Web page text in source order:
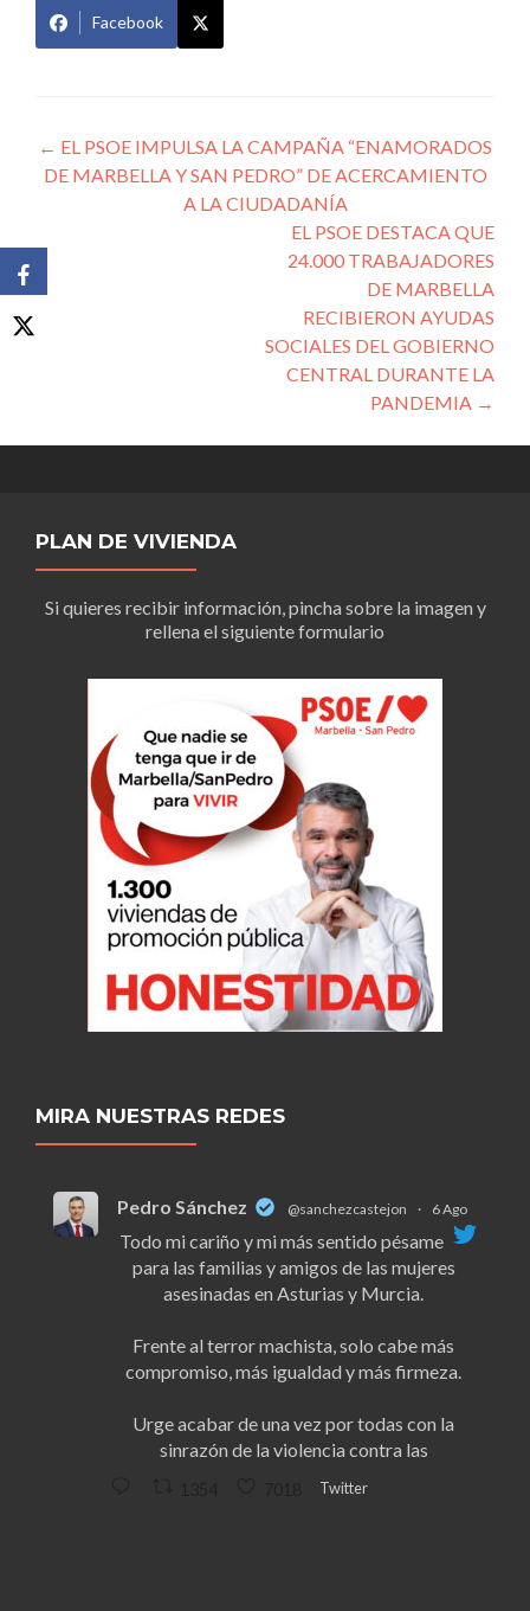
Facebook
Navegación
de
← EL PSOE IMPULSA LA CAMPAÑA “ENAMORADOS
DE MARBELLA Y SAN PEDRO” DE ACERCAMIENTO
A LA CIUDADANÍA
EL PSOE DESTACA QUE
24.000 TRABAJADORES
DE MARBELLA
RECIBIERON AYUDAS
SOCIALES DEL GOBIERNO
CENTRAL DURANTE LA
PANDEMIA →
PLAN DE VIVIENDA
Si quieres recibir información, pincha sobre la imagen y
rellena el siguiente formulario
MIRA NUESTRAS REDES
Pedro Sánchez @sanchezcastejon · 6 Ago
Todo mi cariño y mi más sentido pésame
para las familias y amigos de las mujeres
asesinadas en Asturias y Murcia.
Frente al terror machista, solo cabe más
compromiso, más igualdad y más firmeza.
Urge acabar de una vez por todas con la
sinrazón de la violencia contra las
Twitter